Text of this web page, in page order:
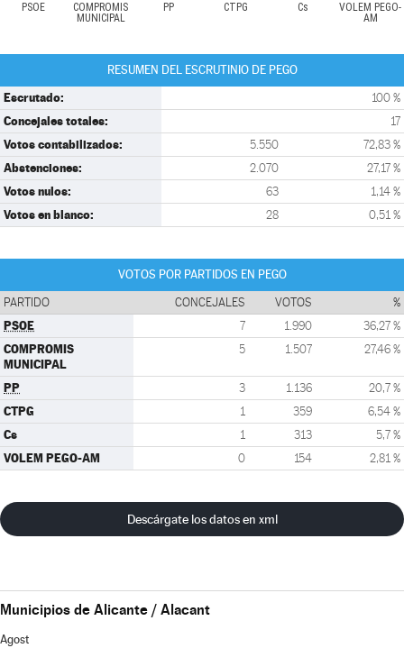
PSOE
COMPROMIS
MUNICIPAL
PP CTPG Cs
VOLEM PEGO-
AM
RESUMEN DEL ESCRUTINIO DE PEGO
Escrutado: 100 %
Concejales totales: 17
Votos contabilizados: 5.550 72,83 %
Abstenciones: 2.070 27,17 %
Votos nulos: 63 1,14 %
Votos en blanco: 28 0,51 %
VOTOS POR PARTIDOS EN PEGO
PARTIDO CONCEJALES VOTOS %
PSOE 7 1.990 36,27 %
COMPROMIS
MUNICIPAL
5 1.507 27,46 %
PP 3 1.136 20,7 %
CTPG 1 359 6,54 %
Cs 1 313 5,7 %
VOLEM PEGO-AM 0 154 2,81 %
Descárgate los datos en xml
Municipios de Alicante / Alacant
Agost